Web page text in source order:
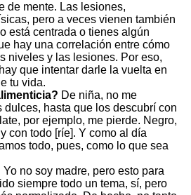
de mente. Las lesiones,
pero a veces vienen también
está centrada o tienes algún
hay una correlación entre cómo
niveles y las lesiones. Por eso,
que intentar darle la vuelta en
tu vida.
De niña, no me
dulces, hasta que los descubrí con
por ejemplo, me pierde. Negro,
con todo [ríe]. Y como al día
todo, pues, como lo que sea
Yo no soy madre, pero esto para
siempre todo un tema, sí, pero